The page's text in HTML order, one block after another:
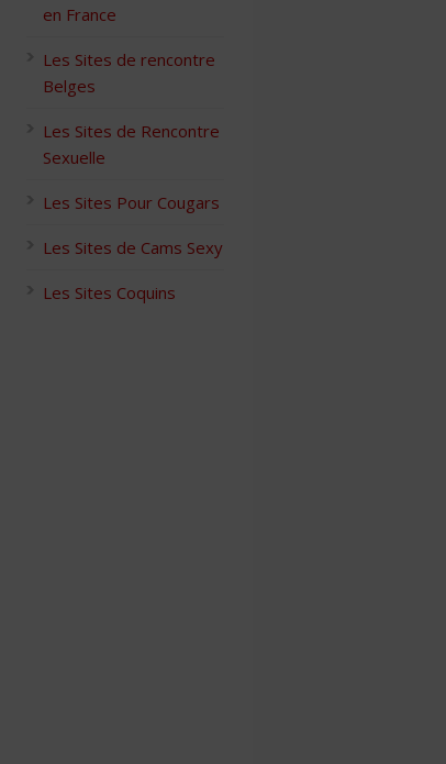
en France
Les Sites de rencontre
Belges
Les Sites de Rencontre
Sexuelle
Les Sites Pour Cougars
Les Sites de Cams Sexy
Les Sites Coquins